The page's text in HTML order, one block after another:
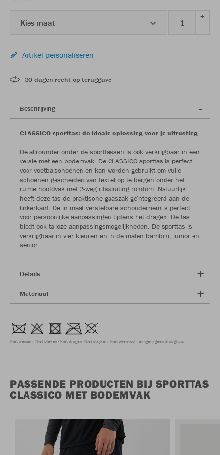
Kies maat
+
-
Artikel personaliseren
30 dagen recht op teruggave
Beschrijving
CLASSICO sporttas: de ideale oplossing voor je uitrusting
De allrounder onder de sporttassen is ook verkrijgbaar in een
versie met een bodemvak. De CLASSICO sporttas is perfect
voor voetbalschoenen en kan worden gebruikt om vuile
schoenen gescheiden van textiel op te bergen onder het
ruime hoofdvak met 2-weg ritssluiting rondom. Natuurlijk
heeft deze tas de praktische gaaszak geïntegreerd aan de
linkerkant. De in maat verstelbare schouderriem is perfect
voor persoonlijke aanpassingen tijdens het dragen. De tas
biedt ook talloze aanpassingsmogelijkheden. De sporttas is
verkrijgbaar in vier kleuren en in de maten bambini, junior en
senior.
Details
Materiaal
Niet wassen Niet bleken Niet drogen Niet strijken Niet chemisch reinigen/geen droogkuis
PASSENDE PRODUCTEN BIJ SPORTTAS
CLASSICO MET BODEMVAK